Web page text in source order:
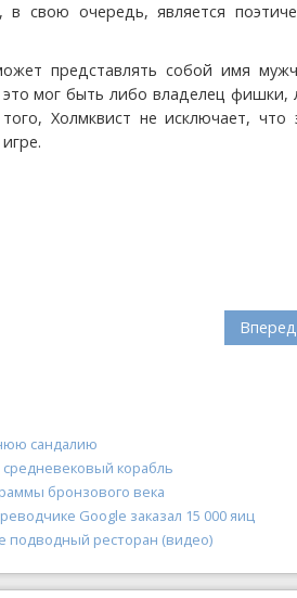
свою очередь, является
представлять собой имя
мог быть либо владелец фишки,
Холмквист не исключает, что
Вперед
сандалию
корабль
бронзового века
Google заказал 15 000 яиц
подводный ресторан (видео)